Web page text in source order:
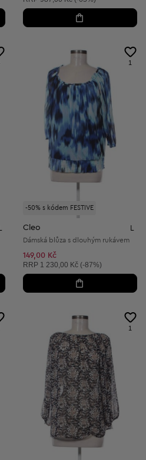
-50% s kódem FESTIVE
1
Cleo L
Dámská blůza s dlouhým rukávem
149,00 Kč
Doporučená cena:
RRP 1 230,00 Kč (-87%)
1